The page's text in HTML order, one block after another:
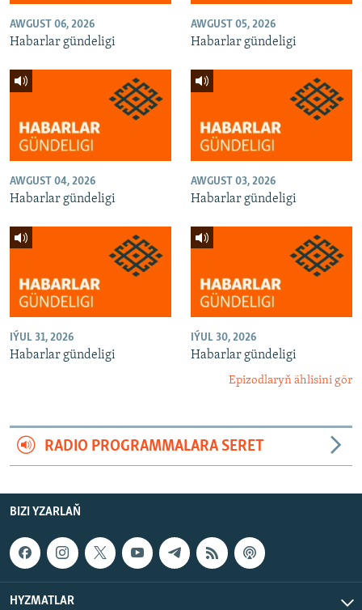
AWGUST 06, 2026
Habarlar gündeligi
AWGUST 05, 2026
Habarlar gündeligi
AWGUST 04, 2026
Habarlar gündeligi
AWGUST 03, 2026
Habarlar gündeligi
IÝUL 31, 2026
Habarlar gündeligi
IÝUL 30, 2026
Habarlar gündeligi
Epizodlaryň ählisini gör
RADIO PROGRAMMALARA SERET
BIZI YZARLAŇ
HYZMATLAR